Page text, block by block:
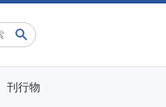
刊行物